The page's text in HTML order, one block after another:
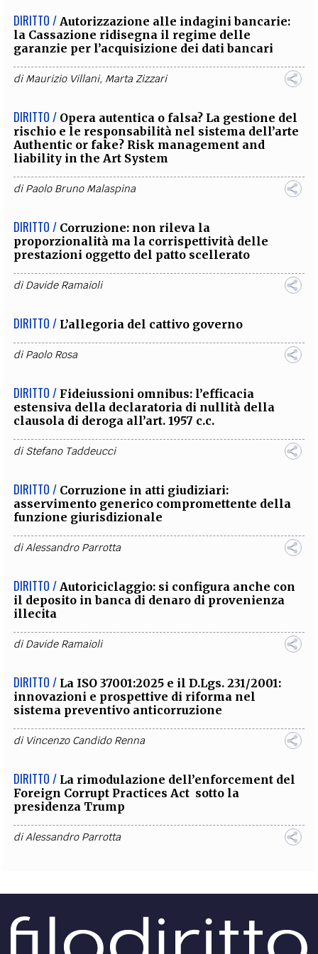
DIRITTO / Autorizzazione alle indagini bancarie:
la Cassazione ridisegna il regime delle
garanzie per l’acquisizione dei dati bancari
diMaurizio Villani, Marta Zizzari
DIRITTO / Opera autentica o falsa? La gestione del
rischio e le responsabilità nel sistema dell’arte
Authentic or fake? Risk management and
liability in the Art System
diPaolo Bruno Malaspina
DIRITTO / Corruzione: non rileva la
proporzionalità ma la corrispettività delle
prestazioni oggetto del patto scellerato
diDavide Ramaioli
DIRITTO / L’allegoria del cattivo governo
diPaolo Rosa
DIRITTO / Fideiussioni omnibus: l’efficacia
estensiva della declaratoria di nullità della
clausola di deroga all’art. 1957 c.c.
diStefano Taddeucci
DIRITTO / Corruzione in atti giudiziari:
asservimento generico compromettente della
funzione giurisdizionale
diAlessandro Parrotta
DIRITTO / Autoriciclaggio: si configura anche con
il deposito in banca di denaro di provenienza
illecita
diDavide Ramaioli
DIRITTO / La ISO 37001:2025 e il D.Lgs. 231/2001:
innovazioni e prospettive di riforma nel
sistema preventivo anticorruzione
di Vincenzo Candido Renna
DIRITTO / La rimodulazione dell’enforcement del
Foreign Corrupt Practices Act sotto la
presidenza Trump
diAlessandro Parrotta